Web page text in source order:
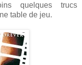
quelques trucs
table de jeu.